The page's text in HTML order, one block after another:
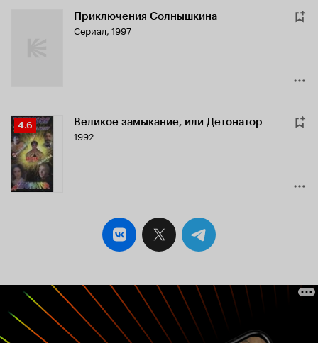
Приключения Солнышкина
Сериал, 1997
Рейтинг
Кинопоиска
4.6
4.6 Великое замыкание, или Детонатор
1992